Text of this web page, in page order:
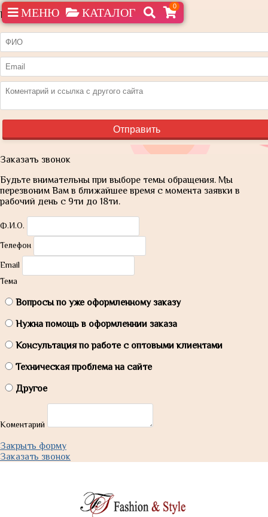
Нашли дешевле?
Заказать звонок
Будьте внимательны при выборе темы обращения. Мы
перезвоним Вам в ближайшее время с момента заявки в
рабочий день с 9ти до 18ти.
Ф.И.О.
Телефон
Email
Тема
Вопросы по уже оформленному заказу
Нужна помощь в оформленнии заказа
Консультация по работе с оптовыми клиентами
Техническая проблема на сайте
Другое
Коментарий
Закрыть форму
Заказать звонок
МЕНЮ КАТАЛОГ 0